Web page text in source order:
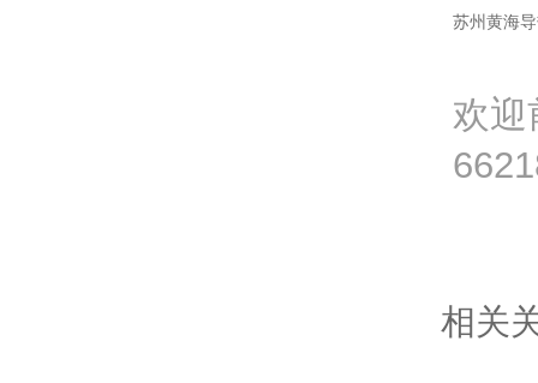
苏州黄海
欢迎
相关